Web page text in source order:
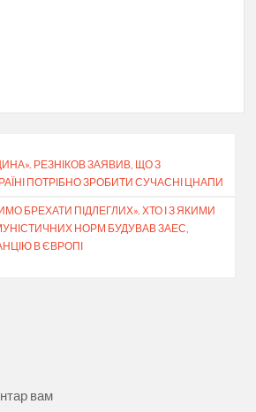
РЕЗНІКОВ ЗАЯВИВ, ЩО З
ПОТРІБНО ЗРОБИТИ СУЧАСНІ ЦНАПИ
БРЕХАТИ ПІДЛЕГЛИХ». ХТО І З ЯКИМИ
НОРМ БУДУВАВ ЗАЕС,
В ЄВРОПІ
вам